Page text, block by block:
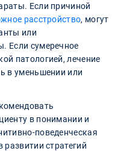
Если причиной
расстройство, могут
или
Если сумеречное
патологией, лечение
в уменьшении или
в понимании и
поведенческая
стратегий